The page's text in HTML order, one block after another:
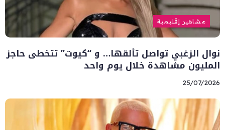
مشاهير إقليمية
نوال الزغبي تواصل تألقها… و “كيوت” تتخطى حاجز
المليون مشاهدة خلال يوم واحد
25/07/2026